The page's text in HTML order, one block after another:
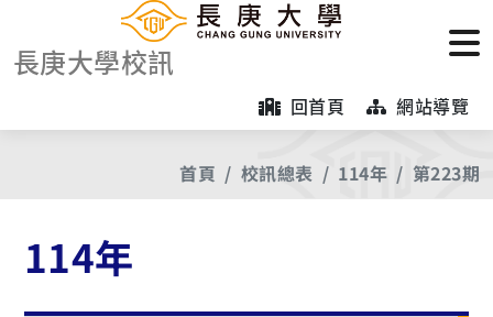
長庚大學校訊
回首頁 網站導覽
首頁 校訊總表 114年 第223期
114年